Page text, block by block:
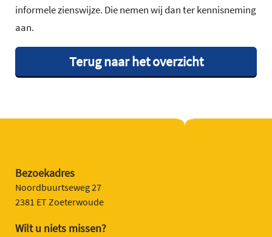
informele zienswijze. Die nemen wij dan ter kennisneming
aan.
Terug naar het overzicht
Bezoekadres
Noordbuurtseweg 27
2381 ET Zoeterwoude
Wilt u niets missen?